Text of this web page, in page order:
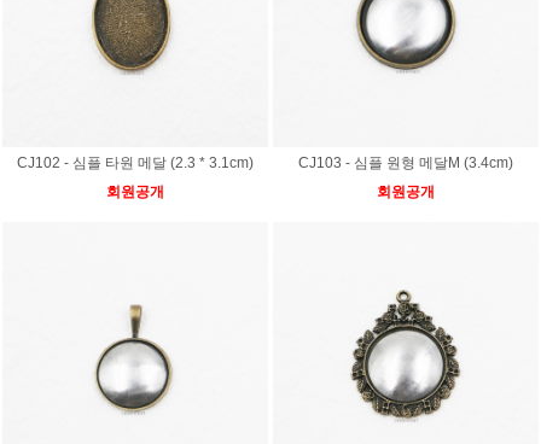
CJ102 - 심플 타원 메달 (2.3 * 3.1cm)
회원공개
CJ103 - 심플 원형 메달M (3.4cm)
회원공개